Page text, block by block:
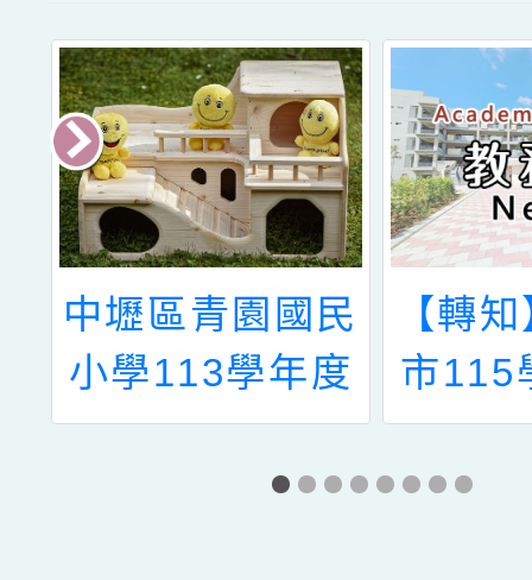
中壢區青園國民
小學113學年度
暑假第二次轉入
申請錄取名單
【轉
市115
籍教
線上